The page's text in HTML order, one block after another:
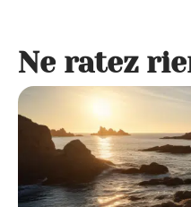
Ne ratez